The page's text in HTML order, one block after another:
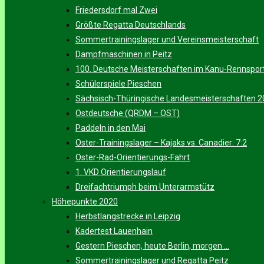
Friedersdorf mal Zwei
Größte Regatta Deutschlands
Sommertrainingslager und Vereinsmeisterschaft
Dampfmaschinen in Peitz
100. Deutsche Meisterschaften im Kanu-
Schülerspiele Pieschen
Sächsisch-Thüringische Landesmeisterschaften
Ostdeutsche (QRDM – OST)
Paddeln in den Mai
Oster-Trainingslager – Kajaks vs. Canadier: 7:2
Oster-Rad-Orientierungs-Fahrt
1. VKD Orientierungslauf
Dreifachtriumph beim Unterarmstütz
Höhepunkte 2020
Herbstlangstrecke in Leipzig
Kadertest Lauenhain
Gestern Pieschen, heute Berlin, morgen …
Sommertrainingslager und Regatta Peitz